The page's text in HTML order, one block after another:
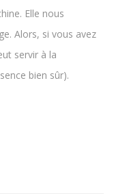
Elle nous
Alors, si vous avez
servir à la
bien sûr).